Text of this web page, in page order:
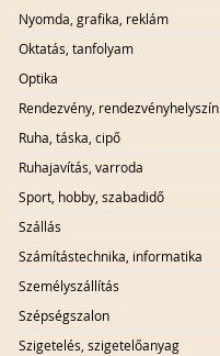
Nyomda, grafika, reklám
Oktatás, tanfolyam
Optika
Rendezvény, rendezvényhelyszín
Ruha, táska, cipő
Ruhajavítás, varroda
Sport, hobby, szabadidő
Szállás
Számítástechnika, informatika
Személyszállítás
Szépségszalon
Szigetelés, szigetelőanyag